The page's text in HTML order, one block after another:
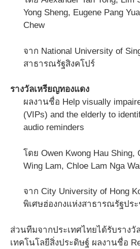
Yong Sheng, Eugene Pang
Chew
จาก National University of
สาธารณรัฐสิงคโปร์
รางวัลเหรียญทองแดง
ผลงานชื่อ Help visually
(VIPs) and the elderly to
audio reminders
โดย Owen Kwong Hau Shing,
Wing Lam, Chloe Lam Nga
จาก City University of Hong
พิเศษฮ่องกงแห่งสาธารณรัฐปร
ส่วนทีมจากประเทศไทยได้รับราง
เทคโนโลยีสิ่งประดิษฐ์ ผลงานชื่อ